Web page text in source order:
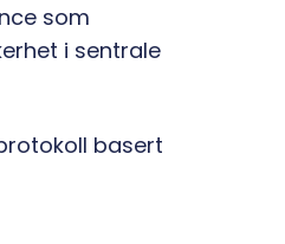
som
i sentrale
basert